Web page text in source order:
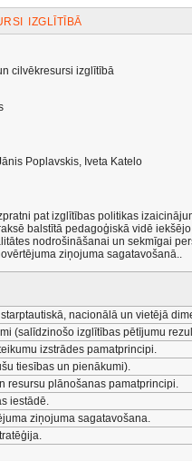
IZGLĪTĪBĀ
cilvēkresursi izglītībā
Poplavskis, Iveta Katelo
pat izglītības politikas
balstītā pedagoģiskā vidē
nodrošināšanai un sekmīgai
ziņojuma sagatavošanā..
nacionālā un vietējā
(salīdzinošo izglītības pētījumu
izstrādes pamatprincipi.
tiesības un pienākumi).
resursu plānošanas pamatprincipi.
iestādē.
ziņojuma sagatavošana.